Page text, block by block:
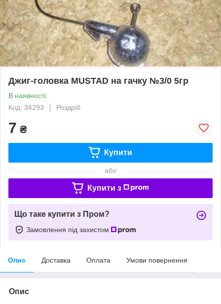
Джиг-головка MUSTAD на гачку №3/0 5гр
В наявності
Код: 34293
Роздріб
7 ₴
Купити
або
Купити з
Що таке купити з Пром?
Замовлення під захистом
Опис Доставка Оплата Умови повернення
Опис